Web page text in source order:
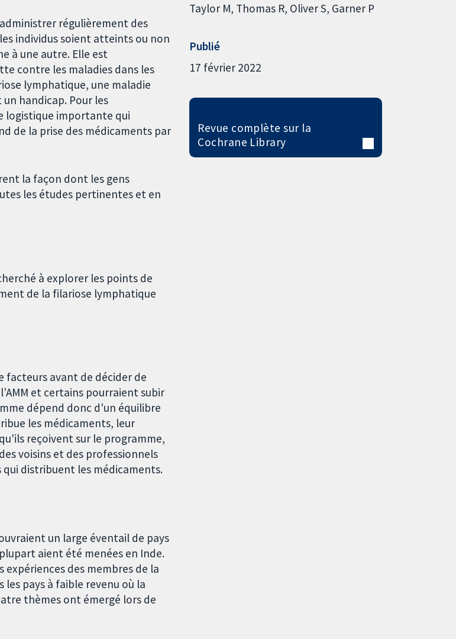
régulièrement des
individus soient atteints ou non
à une autre. Elle est
contre les maladies dans les
lymphatique, une maladie
handicap. Pour les
logistique importante qui
de la prise des médicaments par
la façon dont les gens
les études pertinentes et en
à explorer les points de
de la filariose lymphatique
facteurs avant de décider de
et certains pourraient subir
dépend donc d'un équilibre
les médicaments, leur
reçoivent sur le programme,
voisins et des professionnels
distribuent les médicaments.
un large éventail de pays
aient été menées en Inde.
des membres de la
pays à faible revenu où la
thèmes ont émergé lors de
Taylor M Thomas R Oliver S Garner P
Publié
17 février 2022
Revue complète sur la
Cochrane Library